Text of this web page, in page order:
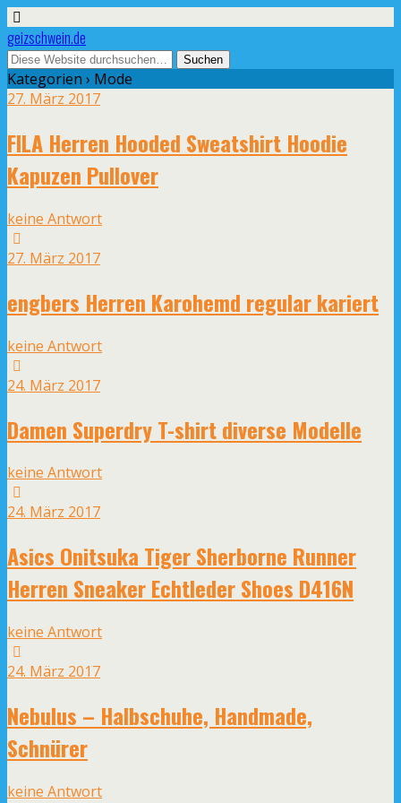
geizschwein.de
Kategorien › Mode
27. März 2017
FILA Herren Hooded Sweatshirt Hoodie
Kapuzen Pullover
keine Antwort
27. März 2017
engbers Herren Karohemd regular kariert
keine Antwort
24. März 2017
Damen Superdry T-shirt diverse Modelle
keine Antwort
24. März 2017
Asics Onitsuka Tiger Sherborne Runner
Herren Sneaker Echtleder Shoes D416N
keine Antwort
24. März 2017
Nebulus – Halbschuhe, Handmade,
Schnürer
keine Antwort